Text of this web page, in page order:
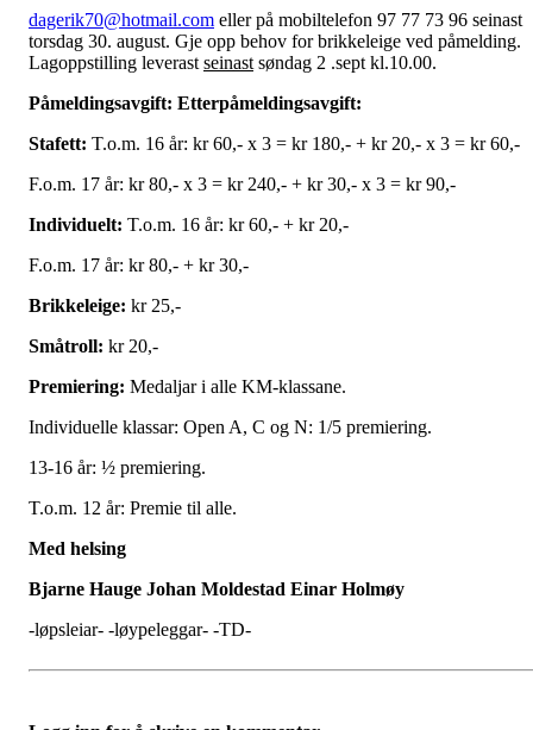
dagerik70@hotmail.com eller på mobiltelefon 97 77 73 96 seinast
torsdag 30. august. Gje opp behov for brikkeleige ved påmelding.
Lagoppstilling leverast seinast søndag 2 .sept kl.10.00.
Påmeldingsavgift: Etterpåmeldingsavgift:
Stafett: T.o.m. 16 år: kr 60,- x 3 = kr 180,- + kr 20,- x 3 = kr 60,-
F.o.m. 17 år: kr 80,- x 3 = kr 240,- + kr 30,- x 3 = kr 90,-
Individuelt: T.o.m. 16 år: kr 60,- + kr 20,-
F.o.m. 17 år: kr 80,- + kr 30,-
Brikkeleige: kr 25,-
Småtroll: kr 20,-
Premiering: Medaljar i alle KM-klassane.
Individuelle klassar: Open A, C og N: 1/5 premiering.
13-16 år: ½ premiering.
T.o.m. 12 år: Premie til alle.
Med helsing
Bjarne Hauge Johan Moldestad Einar Holmøy
-løpsleiar- -løypeleggar- -TD-